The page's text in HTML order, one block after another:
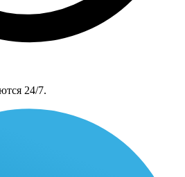
24/7.